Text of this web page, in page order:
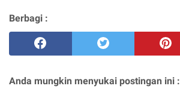
Berbagi :
Anda mungkin menyukai postingan ini :